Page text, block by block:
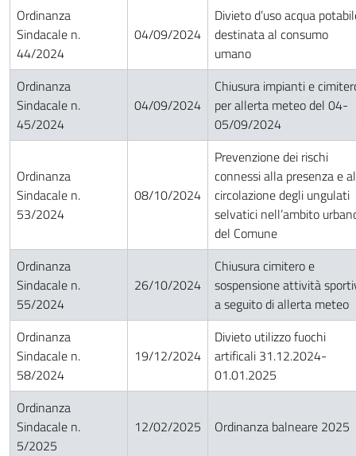
Ordinanza
Sindacale n.
44/2024
04/09/2024
Divieto d’uso acqua
destinata al consumo
umano
Ordinanza
Sindacale n.
45/2024
04/09/2024
Chiusura impianti e
per allerta meteo del 04-
05/09/2024
Ordinanza
Sindacale n.
53/2024
08/10/2024
Prevenzione dei rischi
connessi alla presenza e
circolazione degli ungulati
selvatici nell’ambito
del Comune
Ordinanza
Sindacale n.
55/2024
26/10/2024
Chiusura cimitero e
sospensione attività
a seguito di allerta meteo
Ordinanza
Sindacale n.
58/2024
19/12/2024
Divieto utilizzo fuochi
artificali 31.12.2024-
01.01.2025
Ordinanza
Sindacale n.
5/2025
12/02/2025 Ordinanza balneare 2025